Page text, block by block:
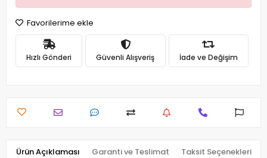
Favorilerime ekle
Hızlı Gönderi Güvenli Alışveriş İade ve Değişim
Ürün Açıklaması Garanti ve Teslimat Taksit Seçenekleri